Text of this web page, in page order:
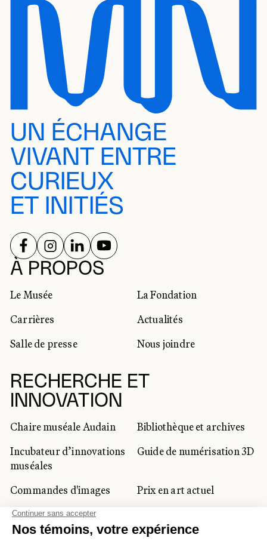
UN ÉCHANGE
VIVANT ENTRE
CURIEUX
ET INITIÉS
À PROPOS
Le Musée
La Fondation
Carrières
Actualités
Salle de presse
Nous joindre
RECHERCHE ET
INNOVATION
Chaire muséale Audain
Bibliothèque et archives
Incubateur d’innovations
muséales
Guide de numérisation 3D
Commandes d'images
Prix en art actuel
Prix Lynne-Cohen
RÉSEAUX SOCIAUX
SUIVEZ-NOUS SUR
SUIVEZ-NOUS SUR
SUIVEZ-NOUS SUR
SUIVEZ-NOUS SUR